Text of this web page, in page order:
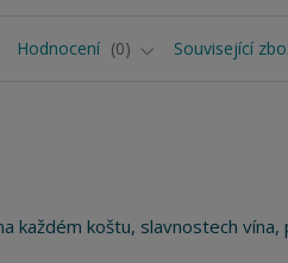
Hodnocení 0 Související
každém koštu, slavnostech